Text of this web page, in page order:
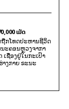
ເມັດ
ຖືກໂທດປະຫານຊີວິດ
ະຄອນຫຼວງຈາກາ
ເຊື່ອງຢູ່ໃນກະເປົາ
ງກາຍ ຂະນະ